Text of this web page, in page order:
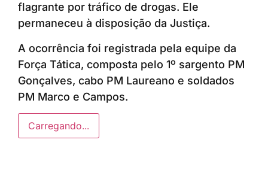
flagrante por tráfico de drogas. Ele
permaneceu à disposição da Justiça.
A ocorrência foi registrada pela equipe da
Força Tática, composta pelo 1º sargento PM
Gonçalves, cabo PM Laureano e soldados
PM Marco e Campos.
Carregando...